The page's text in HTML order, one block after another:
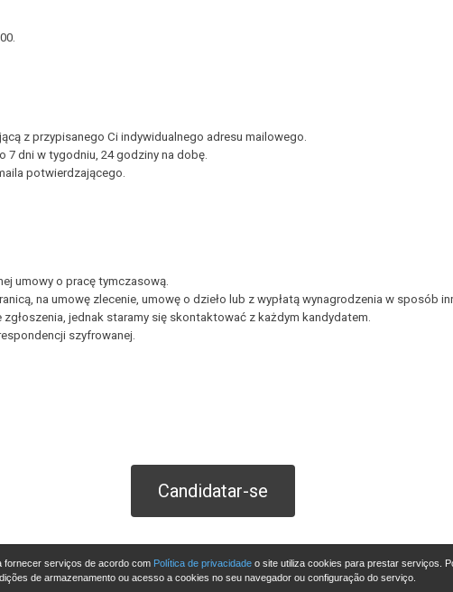
fornecer serviços de acordo com Política de privacidade o site utiliza cookies para prestar serviços.
de armazenamento ou acesso a cookies no seu navegador ou configuração do serviço.
z przypisanego Ci indywidualnego adresu mailowego.
dni w tygodniu, 24 godziny na dobę.
potwierdzającego.
umowy o pracę tymczasową.
na umowę zlecenie, umowę o dzieło lub z wypłatą wynagrodzenia w sposób
jednak staramy się skontaktować z każdym kandydatem.
szyfrowanej.
Candidatar-se